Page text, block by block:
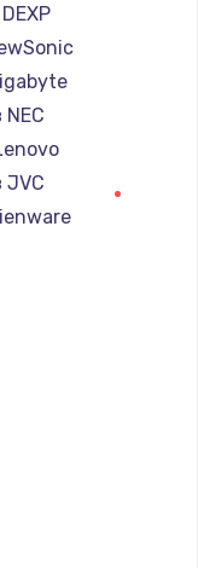
JVC
iru
Army